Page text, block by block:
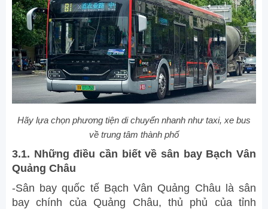
Hãy lựa chọn phương tiện di chuyển nhanh như taxi, xe bus
về trung tâm thành phố
3.1. Những điều cần biết về sân bay Bạch Vân
Quảng Châu
-Sân bay quốc tế Bạch Vân Quảng Châu là sân
bay chính của Quảng Châu, thủ phủ của tỉnh